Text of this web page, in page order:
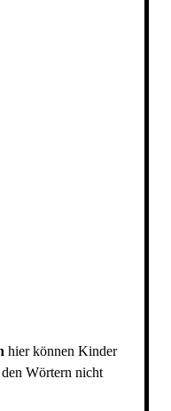
hier können Kinder
Wörtern nicht